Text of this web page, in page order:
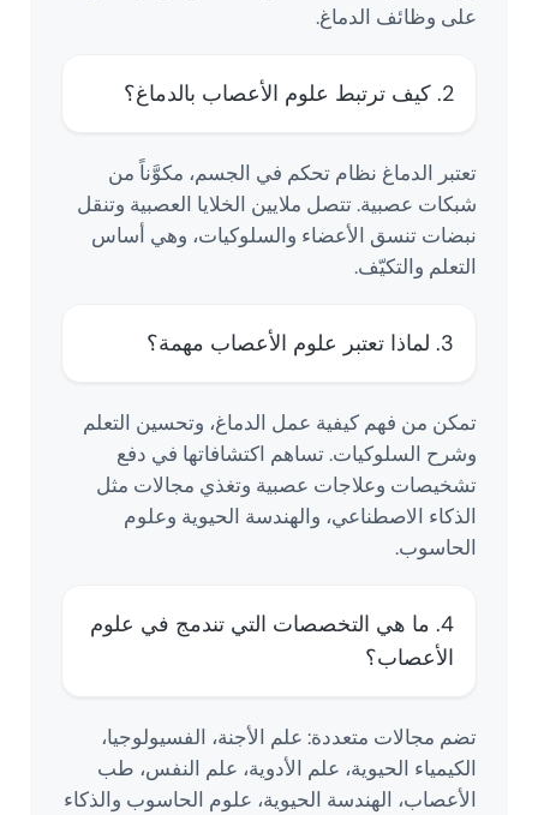
على وظائف الدماغ.
2. كيف ترتبط علوم الأعصاب بالدماغ؟
تعتبر الدماغ نظام تحكم في الجسم، مكوَّناً من
شبكات عصبية. تتصل ملايين الخلايا العصبية وتنقل
نبضات تنسق الأعضاء والسلوكيات، وهي أساس
التعلم والتكيّف.
3. لماذا تعتبر علوم الأعصاب مهمة؟
تمكن من فهم كيفية عمل الدماغ، وتحسين التعلم
وشرح السلوكيات. تساهم اكتشافاتها في دفع
تشخيصات وعلاجات عصبية وتغذي مجالات مثل
الذكاء الاصطناعي، والهندسة الحيوية وعلوم
الحاسوب.
4. ما هي التخصصات التي تندمج في علوم
الأعصاب؟
تضم مجالات متعددة: علم الأجنة، الفسيولوجيا،
الكيمياء الحيوية، علم الأدوية، علم النفس، طب
الأعصاب، الهندسة الحيوية، علوم الحاسوب والذكاء